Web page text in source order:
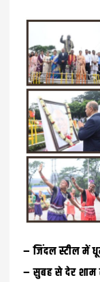
– जिंदल स्टील में
– सुबह से देर शाम